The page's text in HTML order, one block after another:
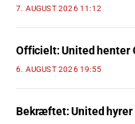
7. AUGUST 2026 11:12
Officielt: United henter
6. AUGUST 2026 19:55
Bekræftet: United hyrer